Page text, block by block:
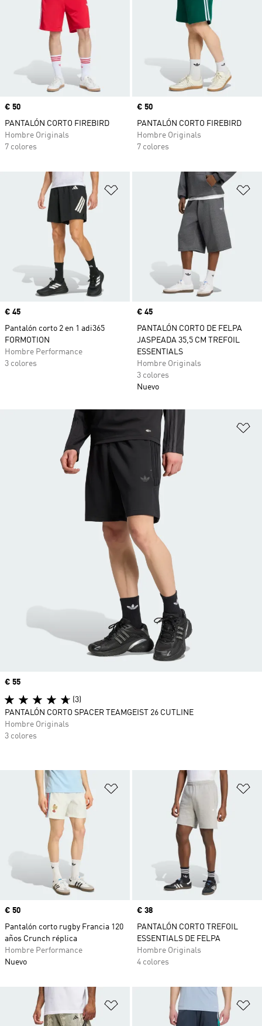
Precio
€ 50
PANTALÓN CORTO FIREBIRD
Hombre Originals
7 colores
Precio
€ 50
PANTALÓN CORTO FIREBIRD
Hombre Originals
7 colores
Añadir a la lista de deseos
Precio
€ 45
Pantalón corto 2 en 1 adi365
FORMOTION
Hombre Performance
3 colores
Precio
€ 45
PANTALÓN CORTO DE FELPA
JASPEADA 35,5 CM TREFOIL
ESSENTIALS
Hombre Originals
3 colores
Nuevo
Añadir a la lista de deseos
Precio
€ 50
Pantalón corto rugby Francia 120
años Crunch réplica
Hombre Performance
Nuevo
Precio
€ 38
PANTALÓN CORTO TREFOIL
ESSENTIALS DE FELPA
Hombre Originals
4 colores
Añadir a la lista de deseos
Precio
€ 55
(3)
PANTALÓN CORTO SPACER TEAMGEIST 26 CUTLINE
Hombre Originals
3 colores